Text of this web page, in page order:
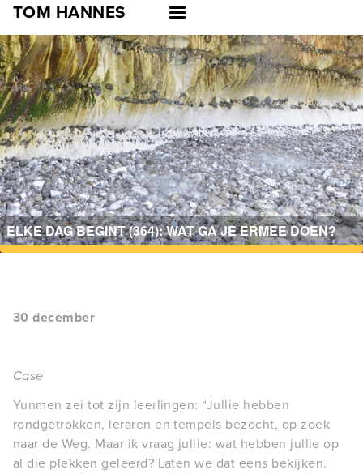
Skip
main
navigation
TOM HANNES
ELKE DAG BEGINT (364): WAT GA JE ERMEE DOEN?
30 december
Case
Yunmen zei tot zijn leerlingen: “Jullie hebben
rondgetrokken, leraren en tempels bezocht, op zoek
naar de Weg. Maar ik vraag jullie: wat hebben jullie op
al die plekken geleerd? Laten we dat eens bekijken.